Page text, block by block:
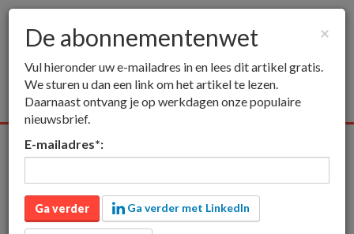
Alle media Publieksmedia
De abonnementenwet
×
De abonnementenwet
Vul hieronder uw e-mailadres in en lees dit artikel gratis.
We sturen u dan een link om het artikel te lezen.
Daarnaast ontvang je op werkdagen onze populaire
nieuwsbrief.
E-mailadres*:
Ga verder Ga verder met LinkedIn